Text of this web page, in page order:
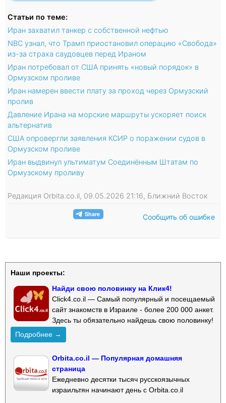
Статьи по теме:
Иран захватил танкер с собственной нефтью
NBC узнал, что Трамп приостановил операцию «Свобода»
из-за страха саудовцев перед Ираном
Иран потребовал от США принять «новый порядок» в
Ормузском проливе
Иран намерен ввести плату за проход через Ормузский
пролив
Давление Ирана на морские маршруты ускоряет поиск
альтернатив
США опровергли заявления КСИР о поражении судов в
Ормузском проливе
Иран выдвинул ультиматум Соединённым Штатам по
Ормузскому проливу
Редакция Orbita.co.il, 09.05.2026 21:16, Ближний Восток
Сообщить об ошибке
Наши проекты:
Найди свою половинку на Клик4!
Click4.co.il — Самый популярный и посещаемый
сайт знакомств в Израиле - более 200 000 анкет.
Здесь ты обязательно найдешь свою половинку!
Подробнее →
Orbita.co.il — Популярная домашняя
страница
Ежедневно десятки тысяч русскоязычных
израильтян начинают день с Orbita.co.il